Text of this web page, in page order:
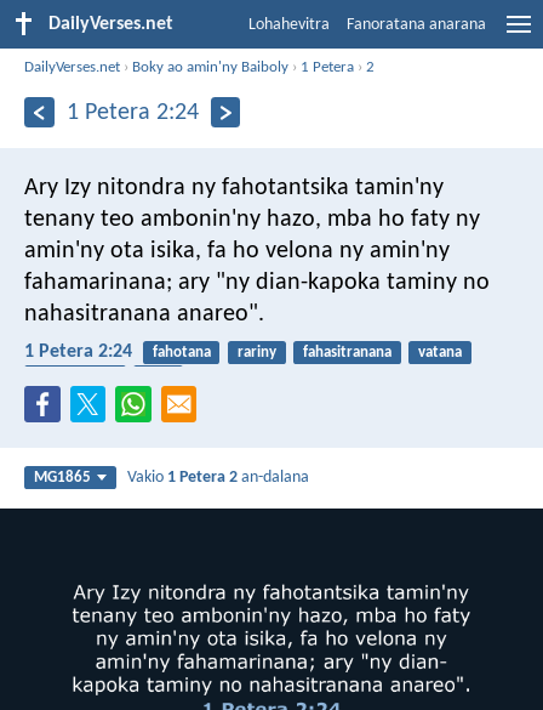
DailyVerses.net Lohahevitra Fanoratana anarana
DailyVerses.net › Boky ao amin'ny Baiboly › 1 Petera ›2
1 Petera 2:24
Ary Izy nitondra ny fahotantsika tamin'ny
tenany teo ambonin'ny hazo, mba ho faty ny
amin'ny ota isika, fa ho velona ny amin'ny
fahamarinana; ary "ny dian-kapoka taminy no
nahasitranana anareo".
1 Petera 2:24 fahotana rariny fahasitranana
vatana
MG1865 Vakio 1 Petera 2 an-dalana